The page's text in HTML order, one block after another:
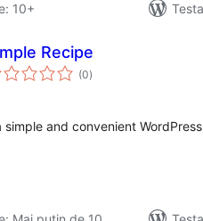
10+
Recipe
(0total
aprecieri
)
simple and convenient